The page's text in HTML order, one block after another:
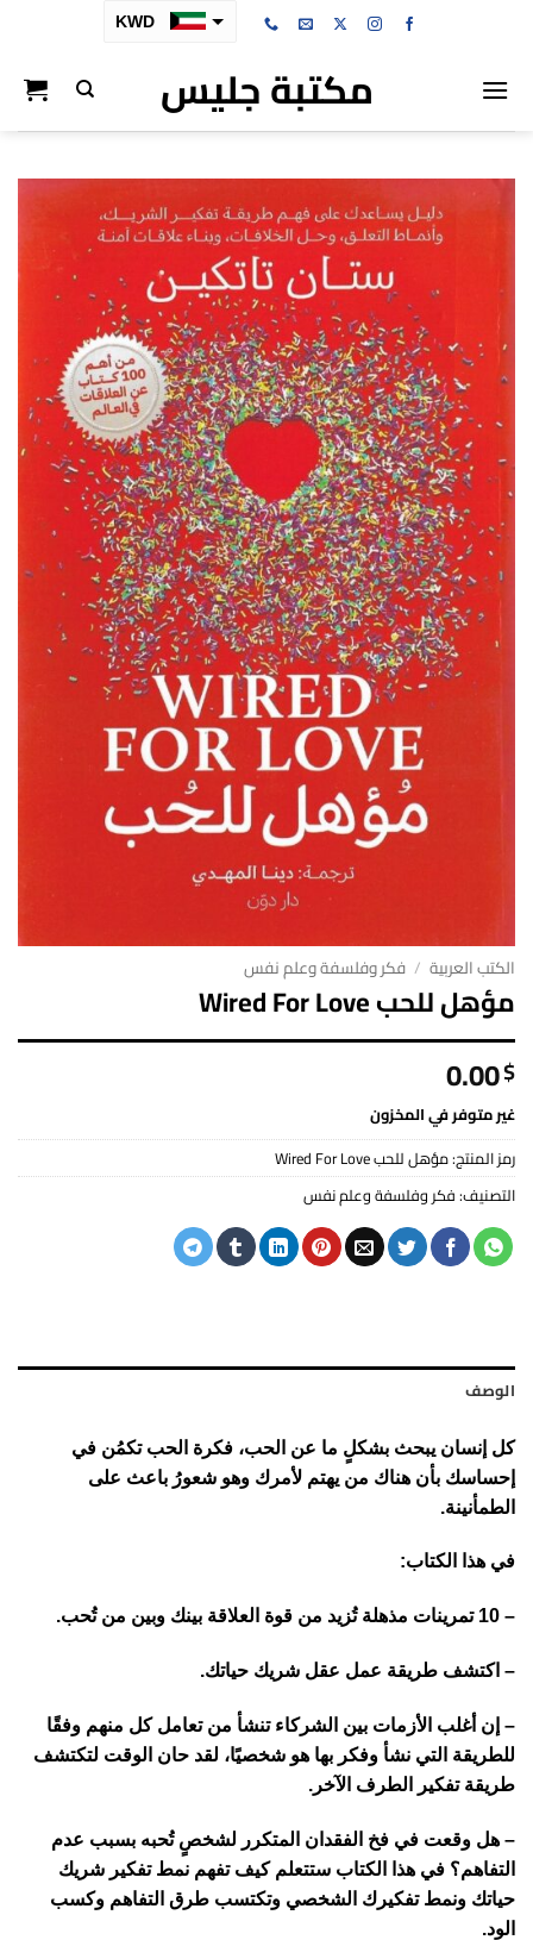
KWD
QAR
مكتبة جليس
الكتب العربية / فكر وفلسفة وعلم نفس
مؤهل للحب Wired For Love
0.00$
غير متوفر في المخزون
رمز المنتج:مؤهل للحب Wired For Love
التصنيف:فكر وفلسفة وعلم نفس
الوصف
كل إنسان يبحث بشكلٍ ما عن الحب، فكرة الحب تكمُن في
إحساسك بأن هناك من يهتم لأمرك وهو شعورُ باعث على
الطمأنينة.
في هذا الكتاب:
– 10 تمرينات مذهلة تُزيد من قوة العلاقة بينك وبين من تُحب.
– اكتشف طريقة عمل عقل شريك حياتك.
– إن أغلب الأزمات بين الشركاء تنشأ من تعامل كل منهم وفقًا
للطريقة التي نشأ وفكر بها هو شخصيًا، لقد حان الوقت لتكتشف
طريقة تفكير الطرف الآخر.
– هل وقعت في فخ الفقدان المتكرر لشخصٍ تُحبه بسبب عدم
التفاهم؟ في هذا الكتاب ستتعلم كيف تفهم نمط تفكير شريك
حياتك ونمط تفكيرك الشخصي وتكتسب طرق التفاهم وكسب
الود.